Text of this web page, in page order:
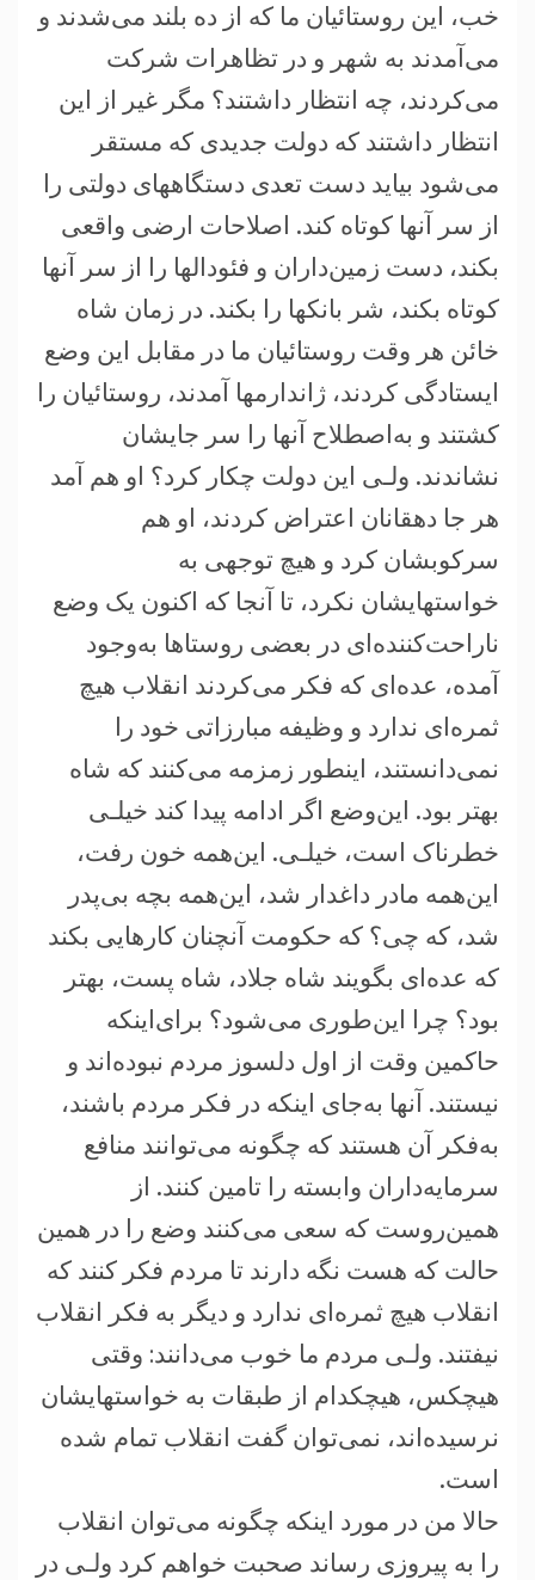
خب، اين روستائيان ما که از ده بلند می‌شدند و
می‌آمدند به شهر و در تظاهرات شرکت
می‌کردند، چه انتظار داشتند؟ مگر غير از اين
انتظار داشتند که دولت جديدی که مستقر
می‌شود بيايد دست تعدی دستگاههای دولتی را
از سر آنها کوتاه کند. اصلاحات ارضی واقعی
بکند، دست زمين‌داران و فئودالها را از سر آنها
کوتاه بکند، شر بانکها را بکند. در زمان شاه
خائن هر وقت روستائيان ما در مقابل اين وضع
ايستادگی کردند، ژاندارمها آمدند، روستائيان را
کشتند و به‌اصطلاح آنها را سر جايشان
نشاندند. ولـی اين دولت چکار کرد؟ او هم آمد
هر جا دهقانان اعتراض کردند، او هم
سرکوبشان کرد و هيچ توجهی به
خواستهايشان نکرد، تا آنجا که اکنون يک وضع
ناراحت‌کننده‌ای در بعضی روستاها به‌وجود
آمده، عده‌ای که فکر می‌کردند انقلاب هيچ
ثمره‌ای ندارد و وظيفه مبارزاتی خود را
نمی‌دانستند، اينطور زمزمه می‌کنند که شاه
بهتر بود. اين‌وضع اگر ادامه پيدا کند خيلـی
خطرناک است، خيلـی. اين‌همه خون رفت،
اين‌همه مادر داغدار شد، اين‌همه بچه بی‌پدر
شد، که چی؟ که حکومت آنچنان کارهايی بکند
که عده‌ای بگويند شاه جلاد، شاه پست، بهتر
بود؟ چرا اين‌طوری می‌شود؟ برای‌اينکه
حاکمين وقت از اول دلسوز مردم نبوده‌اند و
نيستند. آنها به‌جای اينکه در فکر مردم باشند،
به‌فکر آن هستند که چگونه می‌توانند منافع
سرمايه‌داران وابسته را تامين کنند. از
همين‌روست که سعی می‌کنند وضع را در همين
حالت که هست نگه دارند تا مردم فکر کنند که
انقلاب هيچ ثمره‌ای ندارد و ديگر به فکر انقلاب
نيفتند. ولـی مردم ما خوب می‌دانند: وقتی
هيچکس، هيچکدام از طبقات به خواستهايشان
نرسيده‌اند، نمی‌توان گفت انقلاب تمام شده
است.
حالا من در مورد اينکه چگونه می‌توان انقلاب
را به پيروزی رساند صحبت خواهم کرد ولـی در